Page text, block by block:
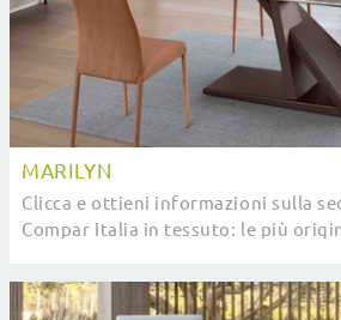
MARILYN
Clicca e ottieni informazioni sulla
Compar Italia in tessuto: le più